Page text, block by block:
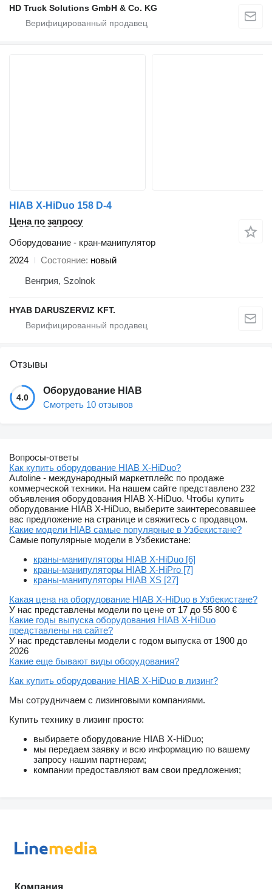
HD Truck Solutions GmbH & Co. KG
HIAB X-HiDuo 158 D-4
Цена по запросу
Оборудование - кран-манипулятор
2024
Состояние новый
Венгрия, Szolnok
HYAB DARUSZERVIZ KFT.
Отзывы
4.0
Оборудование HIAB
Смотреть 10 отзывов
Вопросы-ответы
Как купить оборудование HIAB X-HiDuo?
Autoline - международный маркетплейс по продаже
коммерческой техники. На нашем сайте представлено 232
объявления оборудования HIAB X-HiDuo. Чтобы купить
оборудование HIAB X-HiDuo, выберите заинтересовавшее
вас предложение на странице и свяжитесь с продавцом.
Какие модели HIAB самые популярные в Узбекистане?
Самые популярные модели в Узбекистане:
краны-манипуляторы HIAB X-HiDuo [6]
краны-манипуляторы HIAB X-HiPro [7]
краны-манипуляторы HIAB XS [27]
Какая цена на оборудование HIAB X-HiDuo в Узбекистане?
У нас представлены модели по цене от 17 до 55 800 €
Какие годы выпуска оборудования HIAB X-HiDuo
представлены на сайте?
У нас представлены модели с годом выпуска от 1900 до
2026
Какие еще бывают виды оборудования?
Как купить оборудование HIAB X-HiDuo в лизинг?
Мы сотрудничаем с лизинговыми компаниями.
Купить технику в лизинг просто:
выбираете оборудование HIAB X-HiDuo;
мы передаем заявку и всю информацию по вашему
запросу нашим партнерам;
компании предоставляют вам свои предложения;